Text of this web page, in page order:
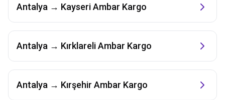
Antalya → KayseriAmbar Kargo
Antalya → KırklareliAmbar Kargo
Antalya → Kırşehir Ambar Kargo